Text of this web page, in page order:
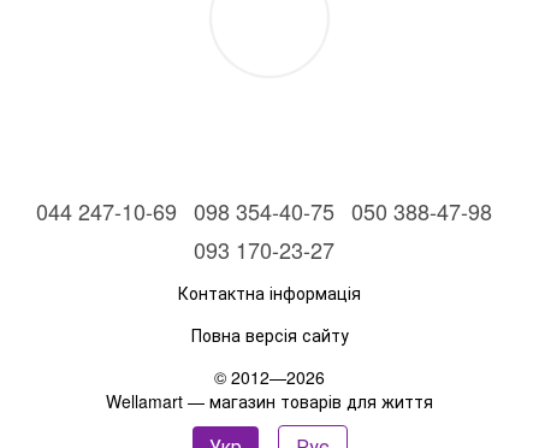
044 247-10-69 098 354-40-75 050 388-47-98
093 170-23-27
Контактна інформація
Повна версія сайту
© 2012—2026
Wellamart — магазин товарів для життя